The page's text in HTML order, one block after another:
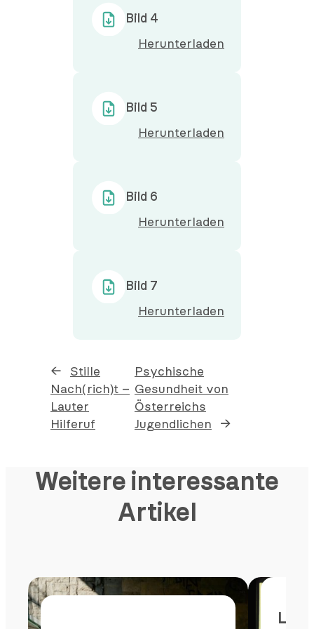
Bild 4
Herunterladen
Bild 5
Herunterladen
Bild 6
Herunterladen
Bild 7
Herunterladen
←
Stille
Nach(rich)t –
Lauter
Hilferuf
Psychische
Gesundheit von
Österreichs
Jugendlichen
→
Weitere interessante
Artikel